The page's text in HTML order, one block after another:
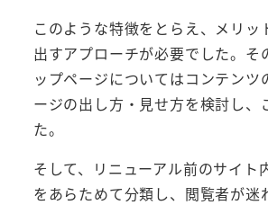
このような特徴をとらえ、メリッ
出すアプローチが必要でした。そ
ップページについてはコンテンツ
ージの出し方・見せ方を検討し、
た。
そして、リニューアル前のサイト
をあらためて分類し、閲覧者が迷